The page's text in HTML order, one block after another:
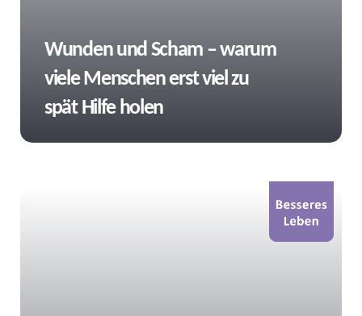
Wunden und Scham – warum
viele Menschen erst viel zu
spät Hilfe holen